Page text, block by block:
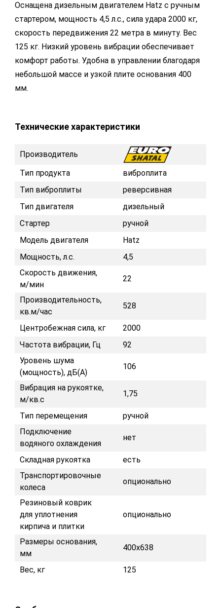
Оснащена дизельным двигателем Hatz с ручным
стартером, мощность 4,5 л.с., сила удара 2000 кг,
скорость передвижения 22 метра в минуту. Вес
125 кг. Низкий уровень вибрации обеспечивает
комфорт работы. Удобна в управлении благодаря
небольшой массе и узкой плите основания 400
мм.
Технические характеристики
Производитель
Тип продукта
виброплита
Тип виброплиты
реверсивная
Тип двигателя
дизельный
Стартер
ручной
Модель двигателя
Hatz
Мощность, л.с.
4,5
Скорость движения,
м/мин
22
Производительность,
кв.м/час
528
Центробежная сила, кг
2000
Частота вибрации, Гц
92
Уровень шума
(мощность), дБ(А)
106
Вибрация на рукоятке,
м/кв.с
1,75
Тип перемещения
ручной
Подключение
водяного охлаждения
нет
Складная рукоятка
есть
Транспортировочные
колеса
опционально
Резиновый коврик
для уплотнения
кирпича и плитки
опционально
Размеры основания,
мм
400х638
Вес, кг 125